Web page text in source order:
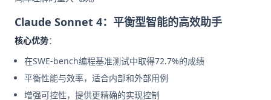
Claude Sonnet 4：平衡型智能的高效助手
核心优势：
在SWE-bench编程基准测试中取得72.7%的成绩
平衡性能与效率，适合内部和外部用例
增强可控性，提供更精确的实现控制